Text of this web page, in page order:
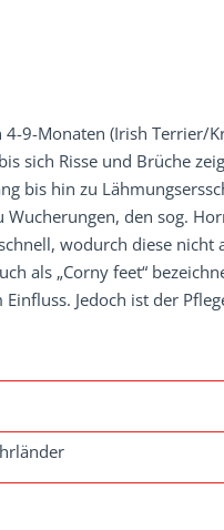
9-Monaten (Irish Terrier/
sich Risse und Brüche
bis hin zu
den sog.
wodurch diese nicht
als „Corny feet“
Jedoch ist der